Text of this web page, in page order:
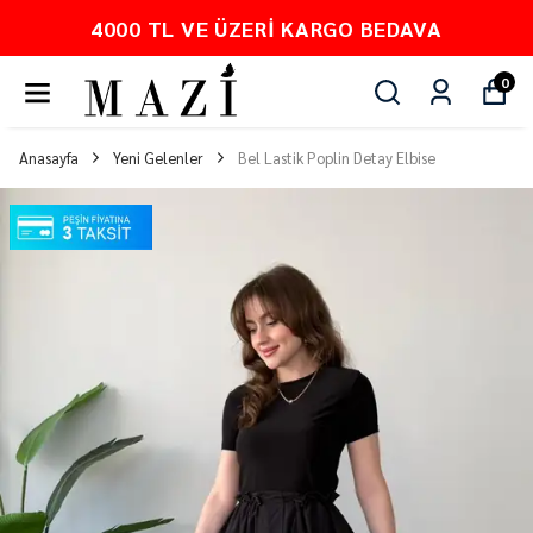
PEŞİN FİYATINA 3 TAKSİT
0
Anasayfa Yeni Gelenler Bel Lastik Poplin Detay Elbise